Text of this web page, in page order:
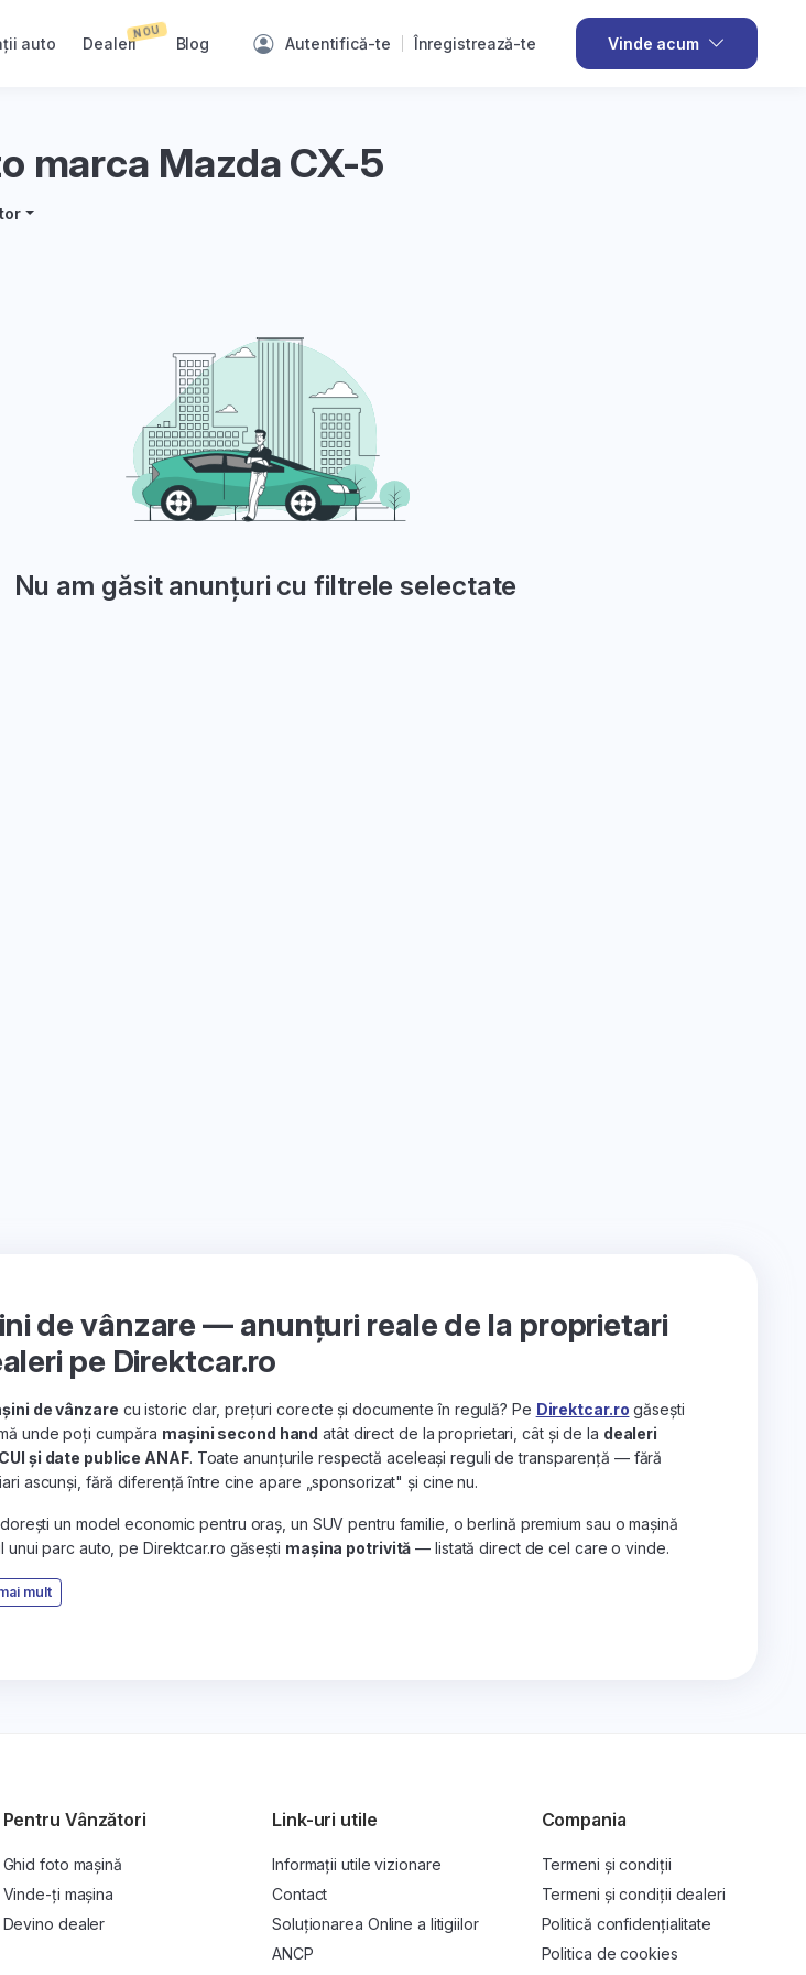
auto Dealeri
NOU
Blog Autentifică-te Înregistrează-te Vinde acum
marca Mazda CX-5
Nu am găsit anunțuri cu filtrele selectate
de vânzare — anunțuri reale de la proprietari
pe Direktcar.ro
de vânzare cu istoric clar, prețuri corecte și documente în regulă? Pe Direktcar.ro găsești
unde poți cumpăra mașini second hand atât direct de la proprietari, cât și de la dealeri
și date publice ANAF. Toate anunțurile respectă aceleași reguli de transparență — fără
ascunși, fără diferență între cine apare „sponsorizat" și cine nu.
un model economic pentru oraș, un SUV pentru familie, o berlină premium sau o mașină
unui parc auto, pe Direktcar.ro găsești mașina potrivită — listată direct de cel care o vinde.
mult
Pentru Vânzători
Ghid foto mașină
Vinde-ți mașina
Devino dealer
Link-uri utile
Informații utile vizionare
Contact
Soluționarea Online a litigiilor
ANCP
Compania
Termeni și condiții
Termeni și condiții dealeri
Politică confidențialitate
Politica de cookies